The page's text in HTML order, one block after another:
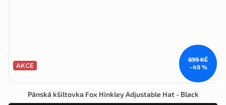
AKCE
899 KČ
–49 %
Pánská kšiltovka Fox Hinkley Adjustable Hat - Black